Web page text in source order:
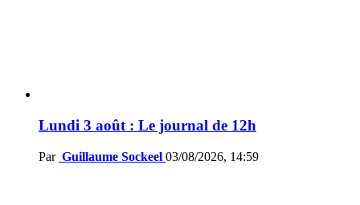
Lundi 3 août : Le journal de 12h
Par Guillaume Sockeel 03/08/2026, 14:59